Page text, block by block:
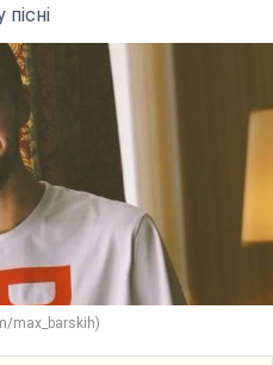
max_barskih)